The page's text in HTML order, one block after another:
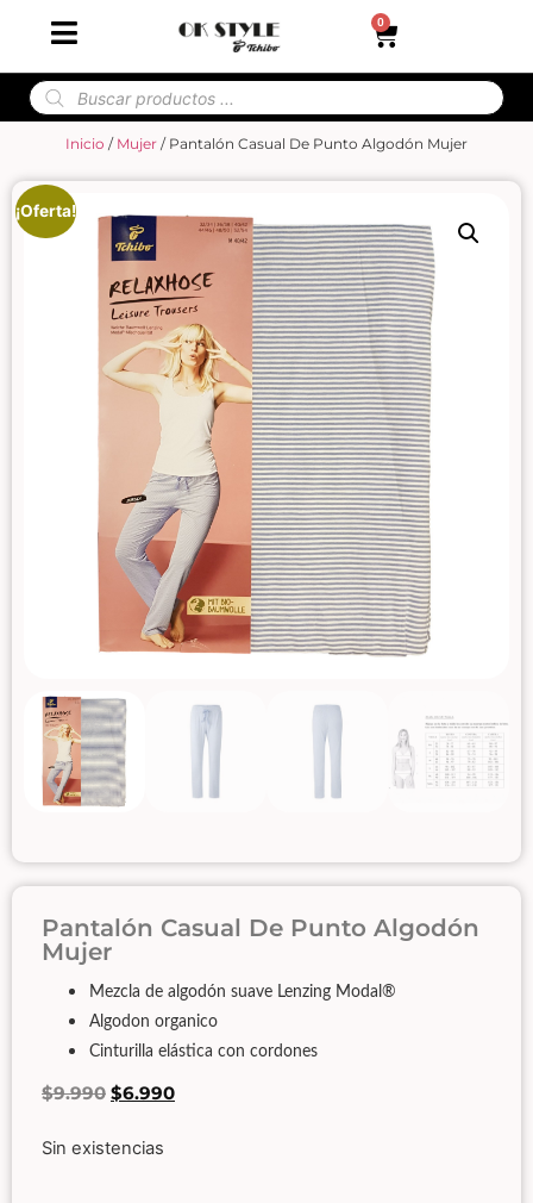
0
Inicio / Mujer / Pantalón Casual De Punto Algodón Mujer
¡Oferta!
Pantalón Casual De Punto Algodón
Mujer
Mezcla de algodón suave Lenzing Modal®
Algodon organico
Cinturilla elástica con cordones
$9.990 $6.990
Sin existencias